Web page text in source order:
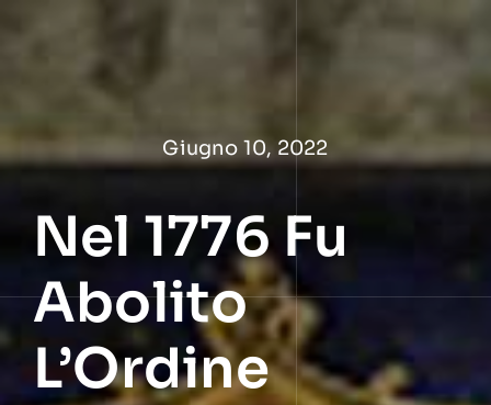
Giugno 10, 2022
Nel 1776 Fu
Abolito
L’Ordine